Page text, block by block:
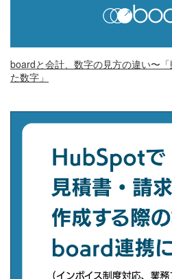
boardと会計、数字の見方の違い〜
た数字」